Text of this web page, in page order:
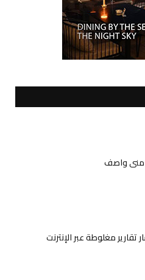
منى واصف
تقارير مغلوطة عبر الإنترنت